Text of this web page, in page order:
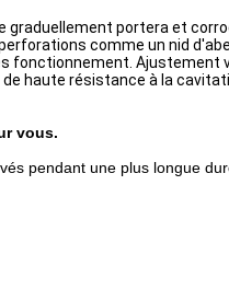
graduellement portera et
comme un nid
fonctionnement.
haute résistance à la
vous.
pendant une plus longue